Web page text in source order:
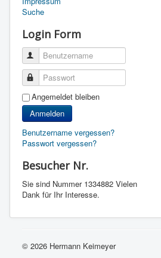
Suche
Login Form
Benutzername
Passwort
Angemeldet bleiben
Anmelden
Benutzername vergessen?
Passwort vergessen?
Besucher Nr.
Sie sind Nummer 1334882 Vielen
Dank für Ihr Interesse.
© 2026 Hermann Keimeyer